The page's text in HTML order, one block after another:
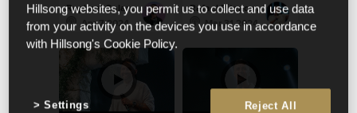
Raphael Galante
Apr 7 2024
Rafael Bitencourt
Mar 31 2024
Hillsong websites, you permit us to collect and use data
from your activity on the devices you use in accordance
with Hillsong's Cookie Policy.
Reject All
Settings